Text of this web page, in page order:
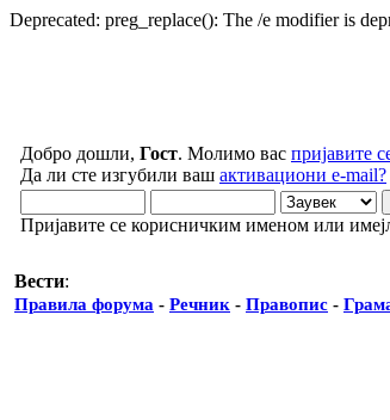
Deprecated: preg_replace(): The /e modifier is
Добро дошли, Гост. Молимо вас пријавите
Да ли сте изгубили ваш активациони e-mail?
Пријавите се корисничким именом или
Вести:
Правила форума - Речник - Правопис -